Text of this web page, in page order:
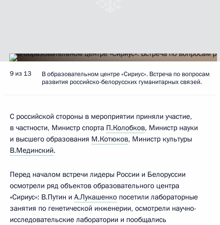
9 из 13
В образовательном центре «Сириус». Встреча по вопросам
развития российско-белорусских гуманитарных связей.
С российской стороны в мероприятии приняли участие,
в частности, Министр спорта П.Колобков, Министр науки
и высшего образования М.Котюков, Министр культуры
В.Мединский.
Перед началом встречи лидеры России и Белоруссии
осмотрели ряд объектов образовательного центра
«Сириус»: В.Путин и А.Лукашенко посетили лабораторные
занятия по генетической инженерии, осмотрели научно-
исследовательские лаборатории и пообщались